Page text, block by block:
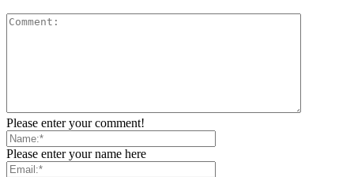
Please enter your comment!
Please enter your name here